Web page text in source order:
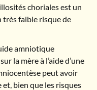
choriales est un
faible risque de
amniotique
la mère à l’aide d’une
peut avoir
bien que les risques